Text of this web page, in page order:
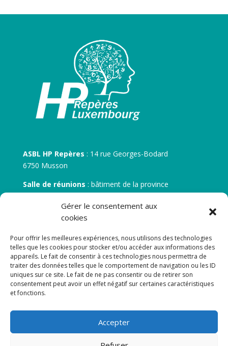
Gérer le consentement aux
cookies
Pour offrir les meilleures expériences, nous utilisons des technologies
telles que les cookies pour stocker et/ou accéder aux informations des
appareils. Le fait de consentir à ces technologies nous permettra de
traiter des données telles que le comportement de navigation ou les ID
uniques sur ce site. Le fait de ne pas consentir ou de retirer son
consentement peut avoir un effet négatif sur certaines caractéristiques
et fonctions.
Accepter
ASBL HP Repères : 14 rue Georges-Bodard
6750 Musson
Salle de réunions : bâtiment de la province
30 rue Zénobe Gramme – 6700 Arlon
N° d’entreprise :BE 0506.746.707
N° de compte IBAN
: BE 05 7512 0751 5675
Newsletter
Adresse de courrier électronique: